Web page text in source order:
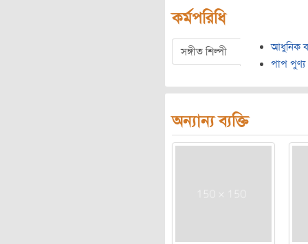
কর্মপরিধি
সঙ্গীত শিল্পী
আধুনিক
পাপ পুণ্য
অন্যান্য ব্যক্তি